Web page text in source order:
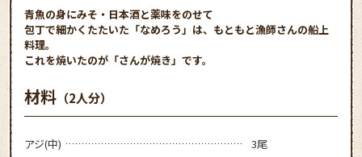
青魚の身にみそ・日本酒と薬味をのせて
包丁で細かくたたいた「なめろう」は、もともと漁師さんの船上
料理。
これを焼いたのが「さんが焼き」です。
材料 （2人分）
アジ(中)
3尾